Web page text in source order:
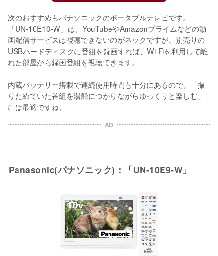
次のおすすめもパナソニックのポータブルテレビです。
「UN-10E10-W」は、YouTubeやAmazonプライムなどの動
画配信サービスは視聴できないのがネックですが、別売りの
USBハードディスクに番組を録画すれば、Wi-Fiを利用して離
れた部屋から録画番組を視聴できます。
内蔵バッテリー搭載で連続使用時間も十分にあるので、「撮
りためていた番組を湯船につかりながらゆっくりと楽しむ」
には最適ですね。
AD
Panasonic(パナソニック)：「UN-10E9-W」